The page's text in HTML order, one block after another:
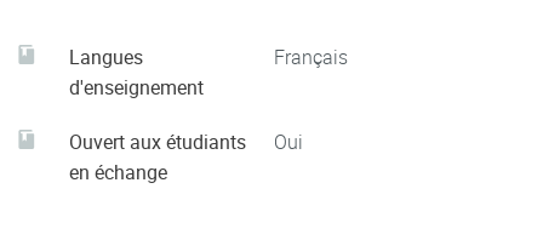
Langues
d'enseignement
Français
Ouvert aux étudiants
en échange
Oui